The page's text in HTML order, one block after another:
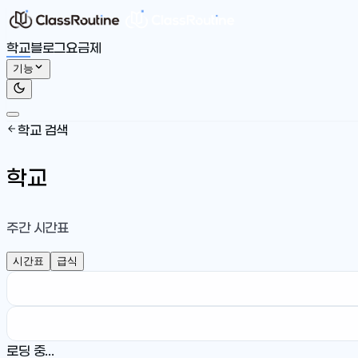
학교블로그요금제
기능
학교 검색
학교
주간 시간표
시간표 급식
로딩 중...